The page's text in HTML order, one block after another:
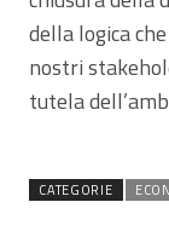
della logica
nostri
tutela
CATEGORIE